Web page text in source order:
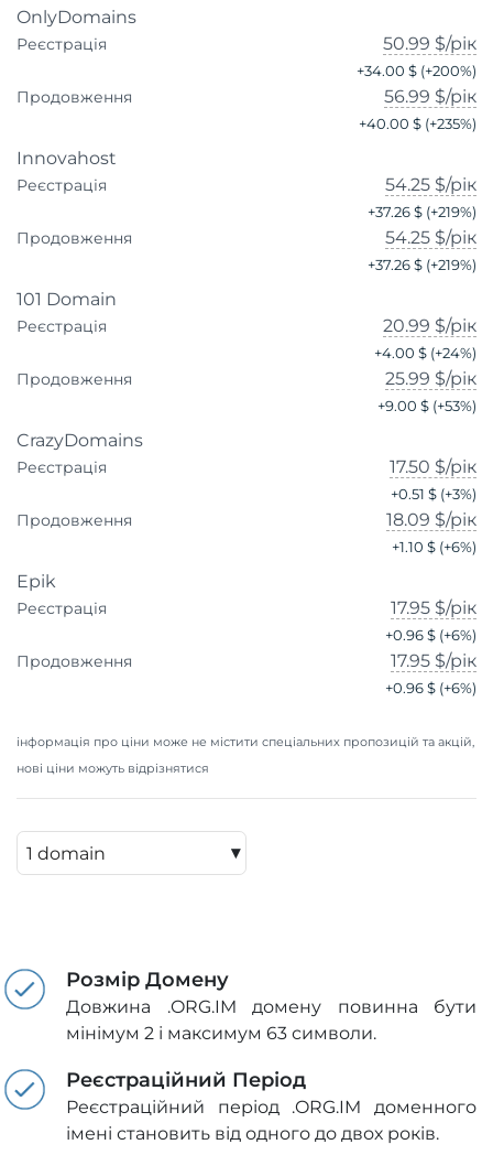
OnlyDomains
Реєстрація 50.99 $/рік
+34.00 $ (+200%)
Продовження 56.99 $/рік
+40.00 $ (+235%)
Innovahost
Реєстрація 54.25 $/рік
+37.26 $ (+219%)
Продовження 54.25 $/рік
+37.26 $ (+219%)
101 Domain
Реєстрація 20.99 $/рік
+4.00 $ (+24%)
Продовження 25.99 $/рік
+9.00 $ (+53%)
CrazyDomains
Реєстрація 17.50 $/рік
+0.51 $ (+3%)
Продовження 18.09 $/рік
+1.10 $ (+6%)
Epik
Реєстрація 17.95 $/рік
+0.96 $ (+6%)
Продовження 17.95 $/рік
+0.96 $ (+6%)
інформація про ціни може не містити спеціальних пропозицій та акцій,
нові ціни можуть відрізнятися
▾
Розмір Домену
Довжина .ORG.IM домену повинна бути
мінімум 2 і максимум 63 символи.
Реєстраційний Період
Реєстраційний період .ORG.IM доменного
імені становить від одного до двох років.